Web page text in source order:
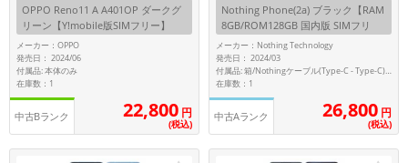
OPPO Reno11 A A401OP ダークグ
リーン【Y!mobile版SIMフリー】
メーカー：OPPO
発売日： 2024/06
付属品: 本体のみ
在庫数：1
中古Bランク 22,800 円
(税込)
Nothing Phone(2a) ブラック【RAM
8GB/ROM128GB 国内版 SIMフリ
ー】
メーカー：Nothing Technology
発売日： 2024/03
付属品: 箱/Nothingケーブル(Type-C - Type-C)/SIMトレイ取り出しツール/マニュアル
在庫数：1
中古Aランク 26,800 円
(税込)
人気の検索ワード：Let's note EliteBookMacBook
カテゴリー
商品ジャンルの絞り込み
「スマートフォン」「タブレット」など
シリーズ
商品シリーズ名・ブランド名の絞り込み。